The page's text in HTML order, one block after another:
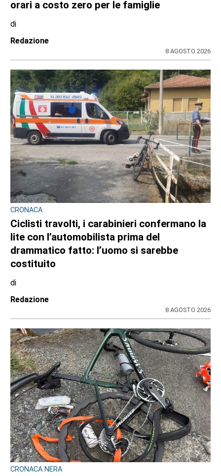
orari a costo zero per le famiglie
di
Redazione
8 AGOSTO 2026
CRONACA
Ciclisti travolti, i carabinieri confermano la
lite con l’automobilista prima del
drammatico fatto: l’uomo si sarebbe
costituito
di
Redazione
8 AGOSTO 2026
CRONACA NERA